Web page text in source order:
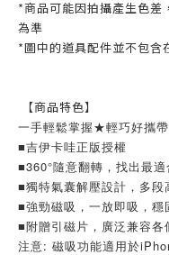
*商品可能因拍攝產生色差
為準
*圖中的道具配件並不包含
【商品特色】
一手輕鬆掌握★輕巧好攜帶
■吉伊卡哇正版授權
■360°隨意翻轉，找出最
■獨特氣囊解壓設計，多段
■強勁磁吸，一放即吸，穩
■附贈引磁片，廣泛兼容各
注意: 磁吸功能適用於